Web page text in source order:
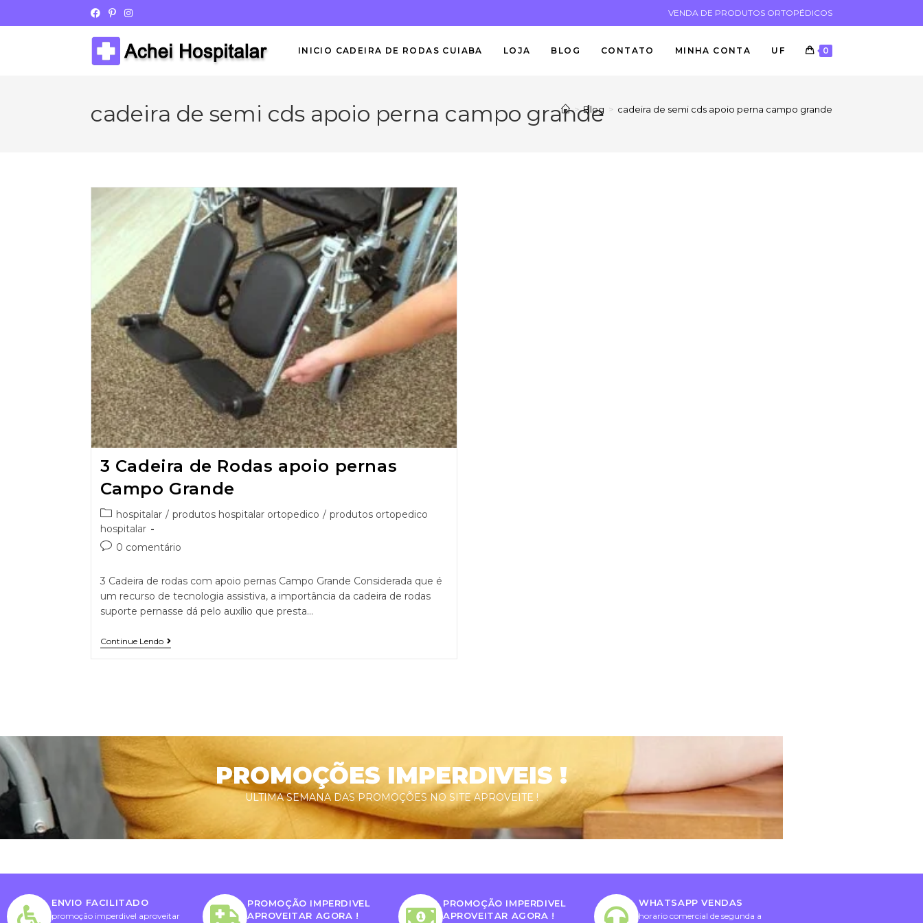
VENDA DE PRODUTOS ORTOPÉDICOS
INICIO CADEIRA DE RODAS CUIABA LOJA BLOG CONTATO MINHA CONTA UF 0
cadeira de semi cds apoio perna campo grande
> Blog > cadeira de semi cds apoio perna campo grande
3 Cadeira de Rodas apoio pernas
Campo Grande
hospitalar / produtos hospitalar ortopedico / produtos ortopedico
hospitalar
0 comentário
3 Cadeira de rodas com apoio pernas Campo Grande Considerada que é
um recurso de tecnologia assistiva, a importância da cadeira de rodas
suporte pernasse dá pelo auxílio que presta…
Continue Lendo
PROMOÇÕES IMPERDIVEIS !
ULTIMA SEMANA DAS PROMOÇÕES NO SITE APROVEITE !
ENVIO FACILITADO
promoção imperdivel aproveitar
PROMOÇÃO IMPERDIVEL
APROVEITAR AGORA !
PROMOÇÃO IMPERDIVEL
APROVEITAR AGORA !
WHATSAPP VENDAS
horario comercial de segunda a